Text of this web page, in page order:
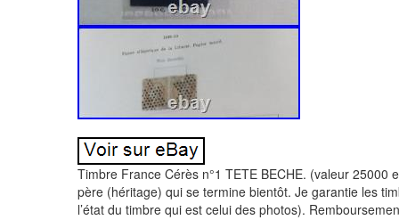
Timbre France Cérès n°1 TETE BECHE. (valeur
père (héritage) qui se termine bientôt. Je garantie les
l’état du timbre qui est celui des photos).